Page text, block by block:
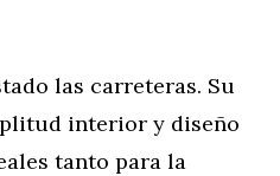
las carreteras. Su
interior y diseño
tanto para la